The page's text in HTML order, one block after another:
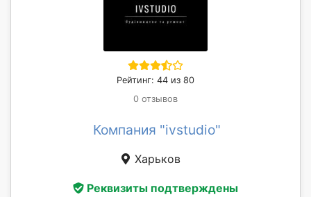
Рейтинг: 44 из 80
0 отзывов
Компания "ivstudio"
Харьков
Реквизиты подтверждены